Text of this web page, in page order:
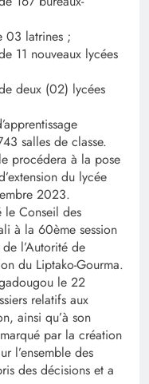
03 latrines ;
11 nouveaux lycées
deux (02) lycées
salles de classe.
procédera à la pose
du lycée
2023.
le Conseil des
à la 60ème session
l’Autorité de
du Liptako-Gourma.
le 22
relatifs aux
ainsi qu’à son
par la création
l’ensemble des
des décisions et a